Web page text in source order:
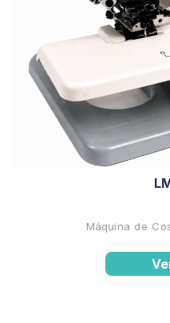
Máquina de